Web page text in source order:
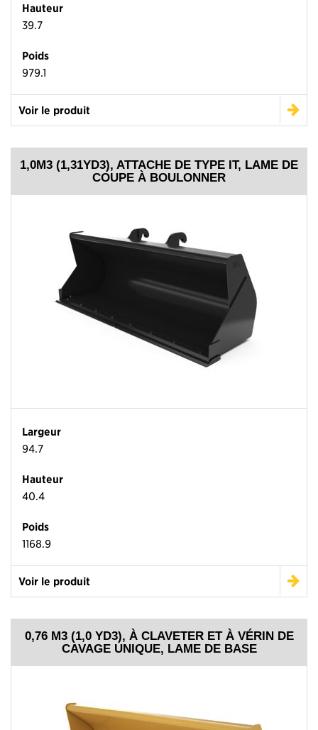
Hauteur
39.7
Poids
979.1
Voir le produit
1,0M3 (1,31YD3), ATTACHE DE TYPE IT, LAME DE
COUPE À BOULONNER
Largeur
94.7
Hauteur
40.4
Poids
1168.9
Voir le produit
0,76 M3 (1,0 YD3), À CLAVETER ET À VÉRIN DE
CAVAGE UNIQUE, LAME DE BASE